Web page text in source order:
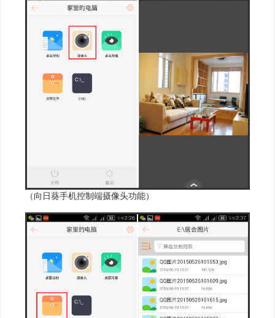
（向日葵手机控制端摄像头功能）